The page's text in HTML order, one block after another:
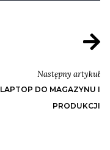
Następny artykuł
LAPTOP DO MAGAZYNU I
PRODUKCJI